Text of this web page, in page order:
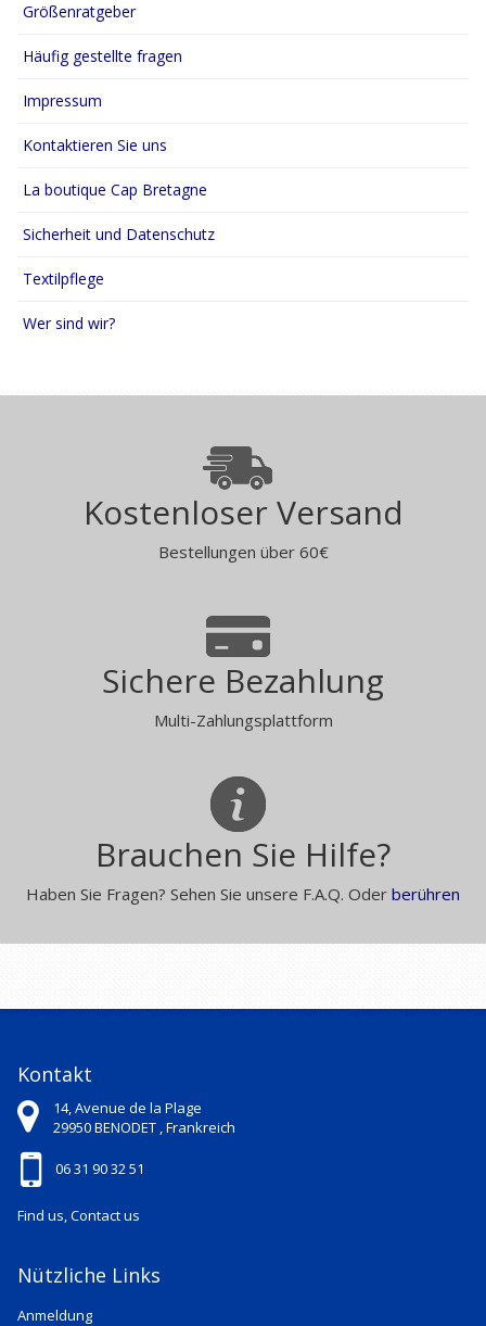
Größenratgeber
Häufig gestellte fragen
Impressum
Kontaktieren Sie uns
La boutique Cap Bretagne
Sicherheit und Datenschutz
Textilpflege
Wer sind wir?
Kostenloser Versand
Bestellungen über 60€
Sichere Bezahlung
Multi-Zahlungsplattform
Brauchen Sie Hilfe?
Haben Sie Fragen? Sehen Sie unsere F.A.Q. Oder berühren
Kontakt
14, Avenue de la Plage
29950BENODET ,Frankreich
06 31 90 32 51
Find us, Contact us
Nützliche Links
Anmeldung